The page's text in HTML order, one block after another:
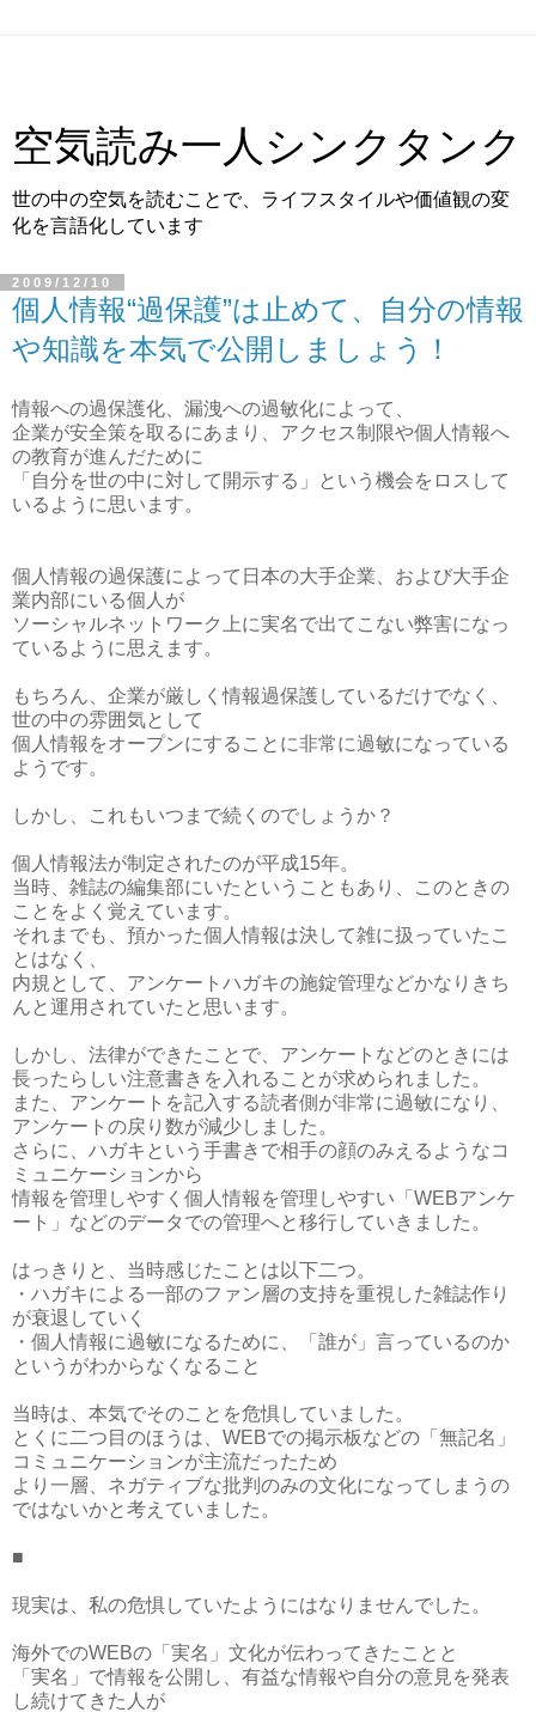
空気読み一人シンクタンク
世の中の空気を読むことで、ライフスタイルや価値観の変
化を言語化しています
2009/12/10
個人情報“過保護”は止めて、自分の情報
や知識を本気で公開しましょう！
情報への過保護化、漏洩への過敏化によって、
企業が安全策を取るにあまり、アクセス制限や個人情報へ
の教育が進んだために
「自分を世の中に対して開示する」という機会をロスして
いるように思います。
個人情報の過保護によって日本の大手企業、および大手企
業内部にいる個人が
ソーシャルネットワーク上に実名で出てこない弊害になっ
ているように思えます。
もちろん、企業が厳しく情報過保護しているだけでなく、
世の中の雰囲気として
個人情報をオープンにすることに非常に過敏になっている
ようです。
しかし、これもいつまで続くのでしょうか？
個人情報法が制定されたのが平成15年。
当時、雑誌の編集部にいたということもあり、このときの
ことをよく覚えています。
それまでも、預かった個人情報は決して雑に扱っていたこ
とはなく、
内規として、アンケートハガキの施錠管理などかなりきち
んと運用されていたと思います。
しかし、法律ができたことで、アンケートなどのときには
長ったらしい注意書きを入れることが求められました。
また、アンケートを記入する読者側が非常に過敏になり、
アンケートの戻り数が減少しました。
さらに、ハガキという手書きで相手の顔のみえるようなコ
ミュニケーションから
情報を管理しやすく個人情報を管理しやすい「WEBアンケ
ート」などのデータでの管理へと移行していきました。
はっきりと、当時感じたことは以下二つ。
・ハガキによる一部のファン層の支持を重視した雑誌作り
が衰退していく
・個人情報に過敏になるために、「誰が」言っているのか
というがわからなくなること
当時は、本気でそのことを危惧していました。
とくに二つ目のほうは、WEBでの掲示板などの「無記名」
コミュニケーションが主流だったため
より一層、ネガティブな批判のみの文化になってしまうの
ではないかと考えていました。
■
現実は、私の危惧していたようにはなりませんでした。
海外でのWEBの「実名」文化が伝わってきたことと
「実名」で情報を公開し、有益な情報や自分の意見を発表
し続けてきた人が